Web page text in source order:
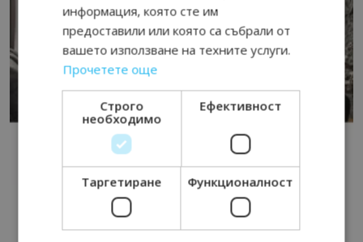
информация, която сте им
предоставили или която са събрали от
вашето използване на техните услуги.
Прочетете още
Строго
необходимо
Ефективност
Таргетиране Функционалност